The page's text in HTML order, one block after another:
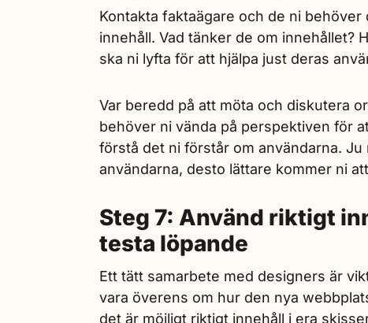
Kontakta faktaägare och de ni
innehåll. Vad tänker de om innehållet?
ska ni lyfta för att hjälpa just deras
Var beredd på att möta och diskutera
behöver ni vända på perspektiven för
förstå det ni förstår om användarna.
användarna, desto lättare kommer ni
Steg 7: Använd riktigt
testa löpande
Ett tätt samarbete med designers är
vara överens om hur den nya
det är möjligt riktigt innehåll i era